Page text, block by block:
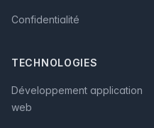
Confidentialité
TECHNOLOGIES
Développement application
web